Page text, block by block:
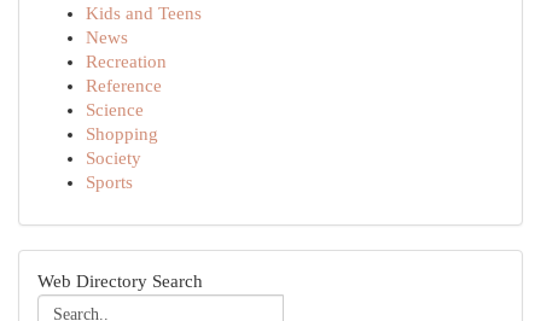
Kids and Teens
News
Recreation
Reference
Science
Shopping
Society
Sports
Web Directory Search